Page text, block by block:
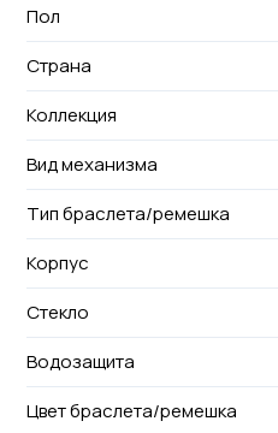
Пол
Страна
Коллекция
Вид механизма
Тип браслета/ремешка
Корпус
Стекло
Водозащита
Цвет браслета/ремешка